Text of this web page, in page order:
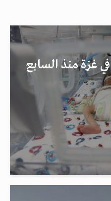
في غزة منذ السابع